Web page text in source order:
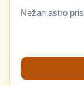
Nežan astro